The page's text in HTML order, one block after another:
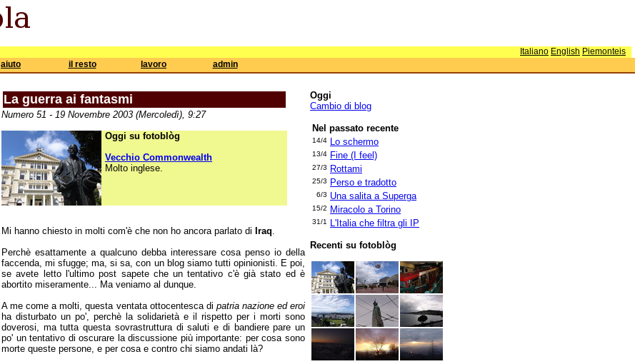
Italiano English Piemonteis
aiuto il resto lavoro admin
La guerra ai fantasmi
Numero 51 - 19 Novembre 2003 (Mercoledì), 9:27
Oggi su fotoblòg
Vecchio Commonwealth
Molto inglese.
Mi hanno chiesto in molti com'è che non ho ancora parlato di Iraq.
Perchè esattamente a qualcuno debba interessare cosa penso io della
faccenda, mi sfugge; ma, si sa, con un blog siamo tutti opinionisti. E poi,
se avete letto l'ultimo post sapete che un tentativo c'è già stato ed è
abortito miseramente... Ma veniamo al dunque.
A me come a molti, questa ventata ottocentesca di patria nazione ed eroi
ha disturbato un po', perchè la solidarietà e il rispetto per i morti sono
doverosi, ma tutta questa sovrastruttura di saluti e di bandiere pare un
po' un tentativo di oscurare la discussione più importante: per cosa sono
morte queste persone, e per cosa e contro chi siamo andati là?
Oggi
Cambio di blog
Nel passato recente
14/4 Lo schermo
13/4 Fine (I feel)
27/3 Rottami
25/3 Perso e tradotto
6/3 Una salita a Superga
15/2 Miracolo a Torino
31/1 L'Italia che filtra gli IP
Recenti su fotoblòg